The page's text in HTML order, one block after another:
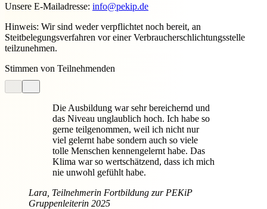
Unsere E-Mailadresse: info@pekip.de
Hinweis: Wir sind weder verpflichtet noch bereit, an
Steitbelegungsverfahren vor einer Verbraucherschlichtungsstelle
teilzunehmen.
Stimmen von Teilnehmenden
Die Ausbildung war sehr bereichernd und
das Niveau unglaublich hoch. Ich habe so
gerne teilgenommen, weil ich nicht nur
viel gelernt habe sondern auch so viele
tolle Menschen kennengelernt habe. Das
Klima war so wertschätzend, dass ich mich
nie unwohl gefühlt habe.
Lara, Teilnehmerin Fortbildung zur PEKiP
Gruppenleiterin 2025